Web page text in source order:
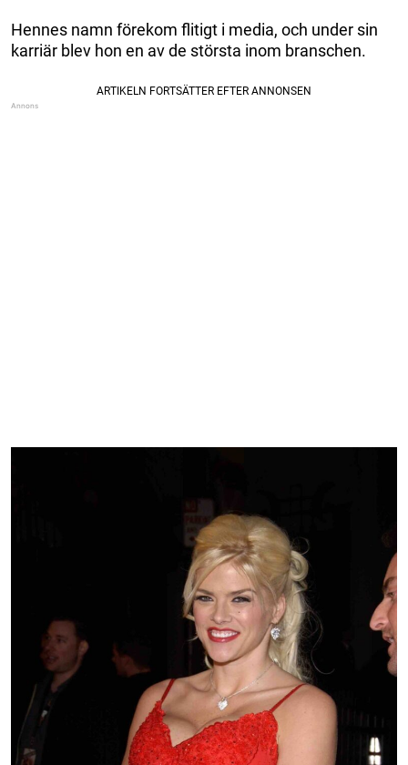
Hennes namn förekom flitigt i media, och under sin
karriär blev hon en av de största inom branschen.